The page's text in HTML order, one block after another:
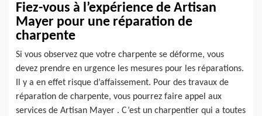
Fiez-vous à l’expérience de Artisan
Mayer pour une réparation de
charpente
Si vous observez que votre charpente se déforme, vous
devez prendre en urgence les mesures pour les réparations.
Il y a en effet risque d’affaissement. Pour des travaux de
réparation de charpente, vous pourrez faire appel aux
services de Artisan Mayer . C’est un charpentier qui a toutes